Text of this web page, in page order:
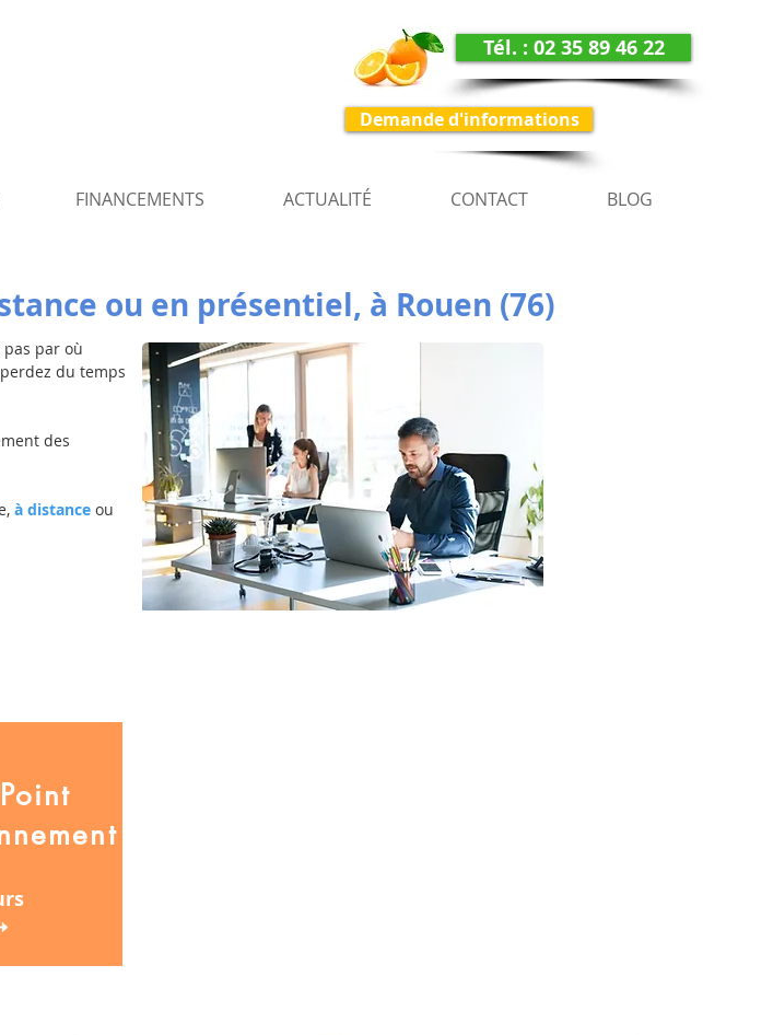
Tél. : 02 35 89 46 22
Demande d'informations
FINANCEMENTS ACTUALITÉ CONTACT BLOG
ou en présentiel, à Rouen (76)
par où
du temps
des
à distance ou